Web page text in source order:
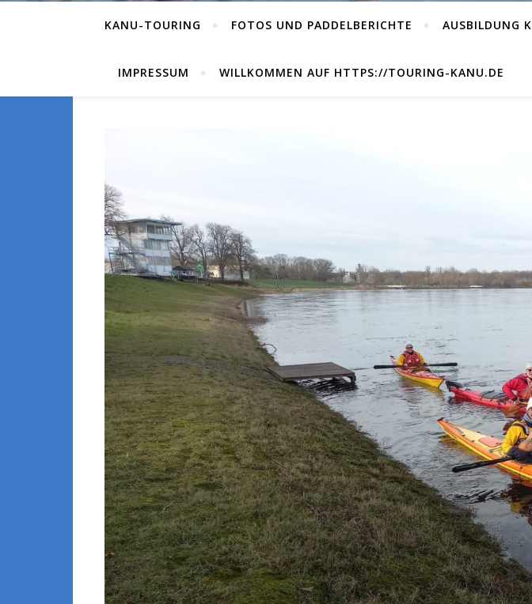
KANU-TOURING FOTOS UND PADDELBERICHTE AUSBILDUNG
IMPRESSUM WILLKOMMEN AUF HTTPS://TOURING-KANU.DE